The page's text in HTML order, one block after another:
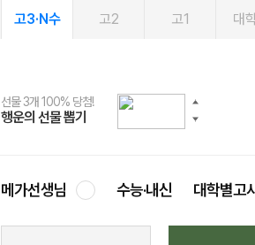
고3·N수 고2 고1 대
선물 3개 100% 당첨!
행운의 선물 뽑기
선물 100% 증정!
메가스터디 X 올리브
여름방학 스터디 캐시백
메가런 썸머스쿨
2027 러셀 단과
강사 공개선발
스마트러닝앱
설문 EVENT
메가패스
3일 무료 체험권
메가패스 수강생 무료혜택!
메가클럽 멤버십
사회공헌 캠페인
희망이룸 메가나눔
메가선생님 수능·내신 대학별고